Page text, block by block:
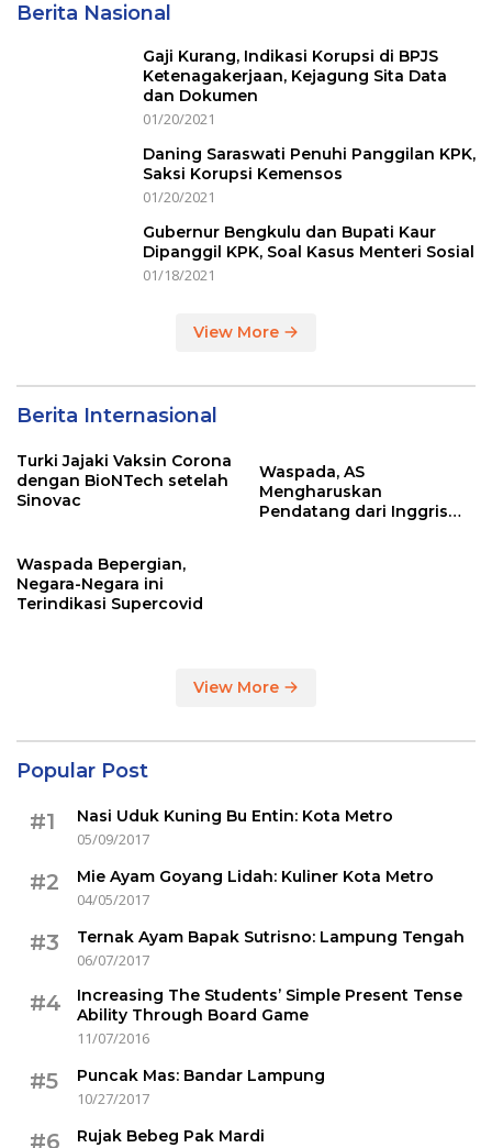
Berita Nasional
Gaji Kurang, Indikasi Korupsi di BPJS
Ketenagakerjaan, Kejagung Sita Data
dan Dokumen
01/20/2021
Daning Saraswati Penuhi Panggilan KPK,
Saksi Korupsi Kemensos
01/20/2021
Gubernur Bengkulu dan Bupati Kaur
Dipanggil KPK, Soal Kasus Menteri Sosial
01/18/2021
View More
Berita Internasional
Turki Jajaki Vaksin Corona
dengan BioNTech setelah
Sinovac
Waspada, AS
Mengharuskan
Pendatang dari Inggris
Waspada Bepergian,
Negara-Negara ini
Terindikasi Supercovid
View More
Popular Post
#1
Nasi Uduk Kuning Bu Entin: Kota Metro
05/09/2017
#2
Mie Ayam Goyang Lidah: Kuliner Kota Metro
04/05/2017
#3
Ternak Ayam Bapak Sutrisno: Lampung Tengah
06/07/2017
#4
Increasing The Students’ Simple Present Tense
Ability Through Board Game
11/07/2016
#5
Puncak Mas: Bandar Lampung
10/27/2017
#6 Rujak Bebeg Pak Mardi